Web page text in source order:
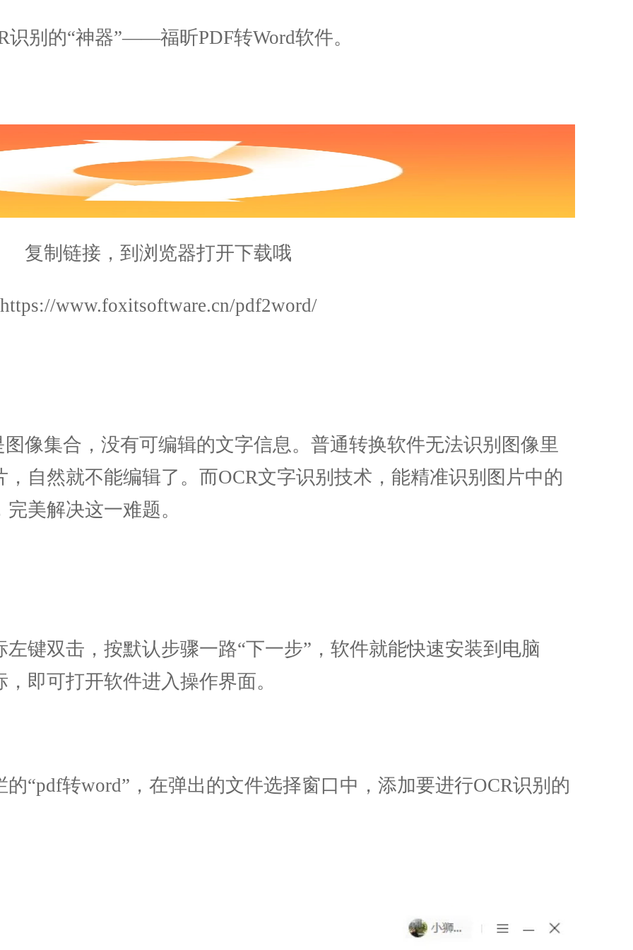
别的“神器”——福昕PDF转Word软件。
复制链接，到浏览器打开下载哦
https://www.foxitsoftware.cn/pdf2word/
像集合，没有可编辑的文字信息。普通转换软件无法识别图像里
自然就不能编辑了。而OCR文字识别技术，能精准识别图片中的
美解决这一难题。
键双击，按默认步骤一路“下一步”，软件就能快速安装到电脑
即可打开软件进入操作界面。
“pdf转word”，在弹出的文件选择窗口中，添加要进行OCR识别的